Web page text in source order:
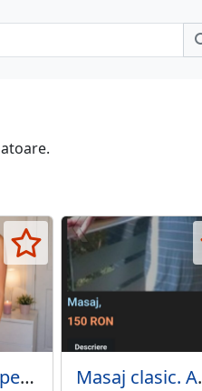
Dristor, noua pe site,